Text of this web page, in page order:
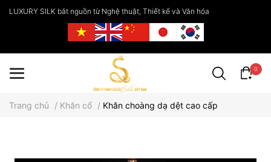
LUXURY SILK bắt nguồn từ Nghệ thuật, Thiết kế và Văn hóa
0
Trang chủ / Khăn cổ / Khăn choàng dạ dệt cao cấp